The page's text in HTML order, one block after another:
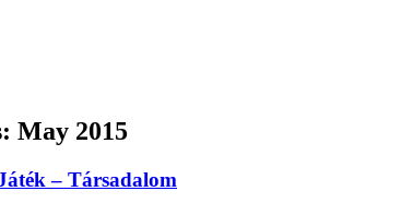
May 2015
– Társadalom